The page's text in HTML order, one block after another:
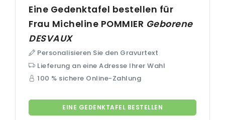
Eine Gedenktafel bestellen für
Frau Micheline POMMIER Geborene
DESVAUX
Personalisieren Sie den Gravurtext
Lieferung an eine Adresse Ihrer Wahl
100 % sichere Online-Zahlung
EINE GEDENKTAFEL BESTELLEN